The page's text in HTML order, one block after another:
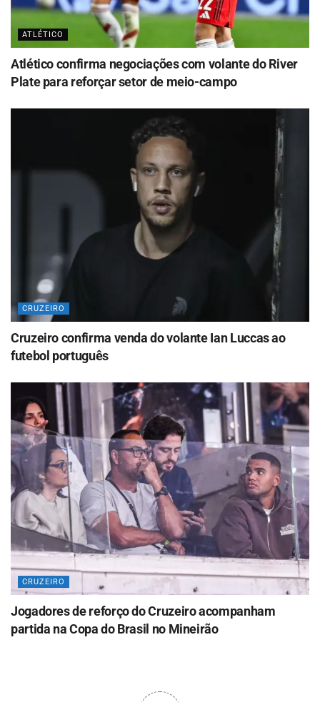
ATLÉTICO
Atlético confirma negociações com volante do River
Plate para reforçar setor de meio-campo
CRUZEIRO
Cruzeiro confirma venda do volante Ian Luccas ao
futebol português
CRUZEIRO
Jogadores de reforço do Cruzeiro acompanham
partida na Copa do Brasil no Mineirão